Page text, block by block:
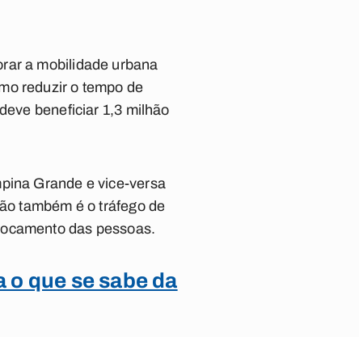
a mobilidade urbana
reduzir o tempo de
beneficiar 1,3 milhão
Grande e vice-versa
também é o tráfego de
das pessoas.
que se sabe da